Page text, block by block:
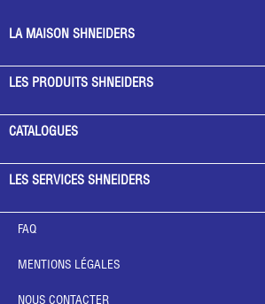
LA MAISON SHNEIDERS
LES PRODUITS SHNEIDERS
CATALOGUES
LES SERVICES SHNEIDERS
FAQ
MENTIONS LÉGALES
NOUS CONTACTER